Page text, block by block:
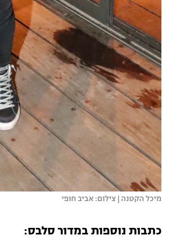
מיכל הקטנה | צילום: אביב חופי
כתבות נוספות במדור סלבס: